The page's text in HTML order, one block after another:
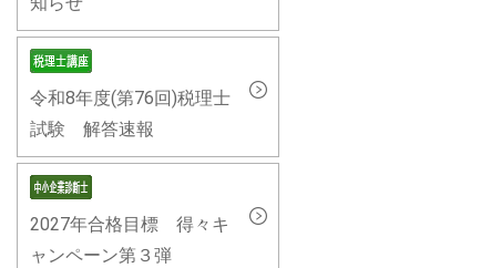
令和8年度(第76回)税理士
試験 解答速報
2027年合格目標 得々キ
ャンペーン第３弾